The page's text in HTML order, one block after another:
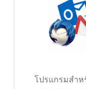
โปรแกรมสำห